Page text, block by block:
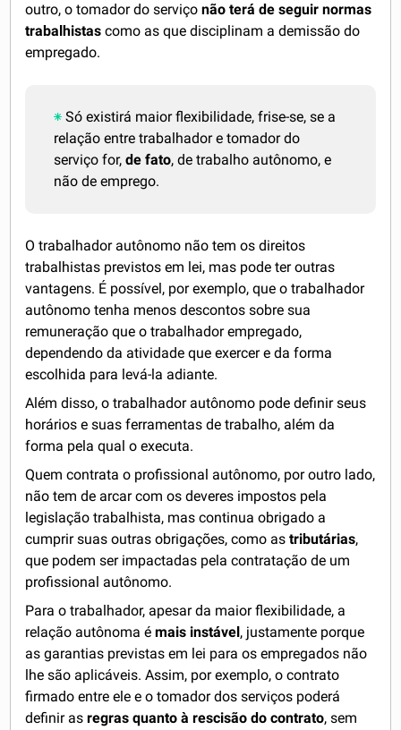
outro, o tomador do serviçonão terá de seguir normas
trabalhistas como as que disciplinam a demissão do
empregado.
Só existirá maior flexibilidade, frise-se, se a
relação entre trabalhador e tomador do
serviço for,de fato, de trabalho autônomo, e
não de emprego.
O trabalhador autônomo não tem os direitos
trabalhistas previstos em lei, mas pode ter outras
vantagens. É possível, por exemplo, que o trabalhador
autônomo tenha menos descontos sobre sua
remuneração que o trabalhador empregado,
dependendo da atividade que exercer e da forma
escolhida para levá-la adiante.
Além disso, o trabalhador autônomo pode definir seus
horários e suas ferramentas de trabalho, além da
forma pela qual o executa.
Quem contrata o profissional autônomo, por outro lado,
não tem de arcar com os deveres impostos pela
legislação trabalhista, mas continua obrigado a
cumprir suas outras obrigações, como astributárias,
que podem ser impactadas pela contratação de um
profissional autônomo.
Para o trabalhador, apesar da maior flexibilidade, a
relação autônoma émais instável , justamente porque
as garantias previstas em lei para os empregados não
lhe são aplicáveis. Assim, por exemplo, o contrato
firmado entre ele e o tomador dos serviços poderá
definir asregras quanto à rescisão do contrato, sem